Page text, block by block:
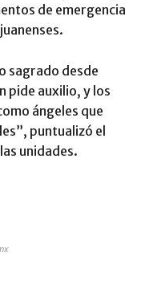
de emergencia
sagrado desde
pide auxilio, y los
ángeles que
puntualizó el
unidades.